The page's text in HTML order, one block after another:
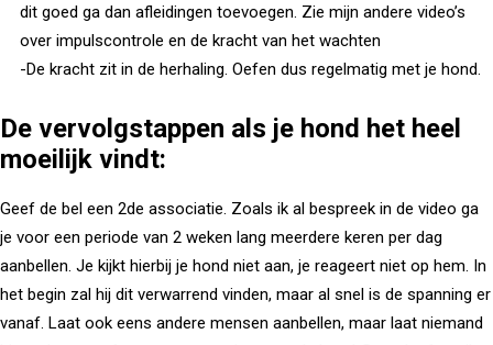
dit goed ga dan afleidingen toevoegen. Zie mijn andere video’s
over impulscontrole en de kracht van het wachten
-De kracht zit in de herhaling. Oefen dus regelmatig met je hond.
De vervolgstappen als je hond het heel
moeilijk vindt:
Geef de bel een 2de associatie. Zoals ik al bespreek in de video ga
je voor een periode van 2 weken lang meerdere keren per dag
aanbellen. Je kijkt hierbij je hond niet aan, je reageert niet op hem. In
het begin zal hij dit verwarrend vinden, maar al snel is de spanning er
vanaf. Laat ook eens andere mensen aanbellen, maar laat niemand